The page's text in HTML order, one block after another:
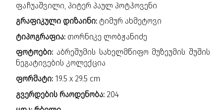
ფაჩუაშვილი, პიტერ პაულ პოტჰოვენი
გრაფიკული დიზაინი: ტიმურ ახმეტოვი
ტიპოგრაფია: თორნიკე ლობჟანიძე
ფოტოები: აბრეშუმის სახელმწიფო მუზეუმის შუშის
ნეგატივების კოლექცია
ფორმატი: 19.5 x 29.5 cm
გვერდების რაოდენობა: 204